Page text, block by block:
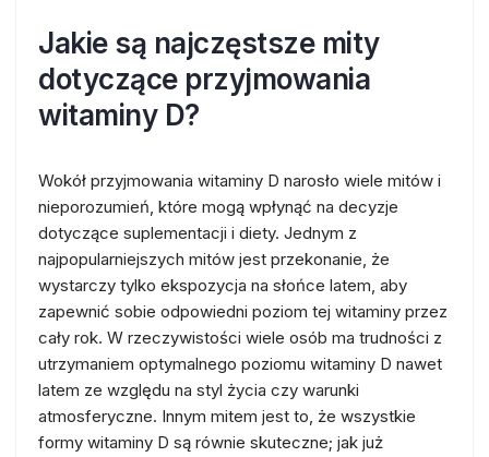
Jakie są najczęstsze mity
dotyczące przyjmowania
witaminy D?
Wokół przyjmowania witaminy D narosło wiele mitów i
nieporozumień, które mogą wpłynąć na decyzje
dotyczące suplementacji i diety. Jednym z
najpopularniejszych mitów jest przekonanie, że
wystarczy tylko ekspozycja na słońce latem, aby
zapewnić sobie odpowiedni poziom tej witaminy przez
cały rok. W rzeczywistości wiele osób ma trudności z
utrzymaniem optymalnego poziomu witaminy D nawet
latem ze względu na styl życia czy warunki
atmosferyczne. Innym mitem jest to, że wszystkie
formy witaminy D są równie skuteczne; jak już